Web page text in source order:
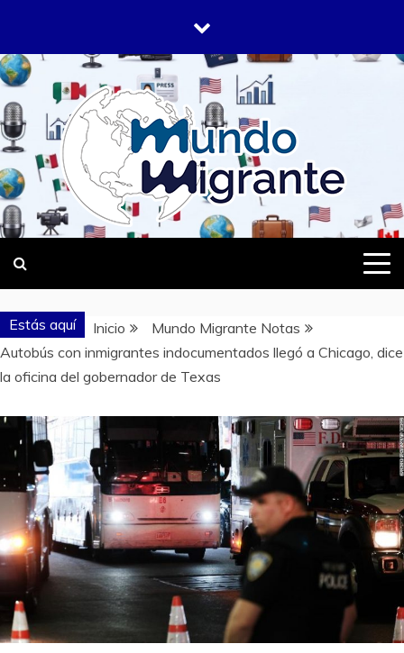
contenido
MUNDO
MIGRANTE
DONDE TODOS SOMOS MIGRANTES
Estás aquí Inicio
Mundo Migrante Notas
Autobús con inmigrantes indocumentados llegó a Chicago, dice
la oficina del gobernador de Texas